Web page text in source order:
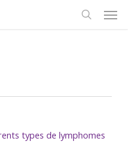
types de lymphomes